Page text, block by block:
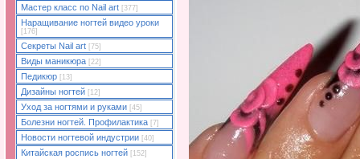
Мастер класс по Nail art
[377]
Наращивание ногтей видео уроки
[176]
Секреты Nail art [75]
Виды маникюра [22]
Педикюр [13]
Дизайны ногтей [12]
Уход за ногтями и руками [45]
Болезни ногтей. Профилактика [7]
Новости ногтевой индустрии [40]
Китайская роспись ногтей [152]